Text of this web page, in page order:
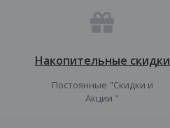
Накопительные скидки
Постоянные "Скидки и
Акции "